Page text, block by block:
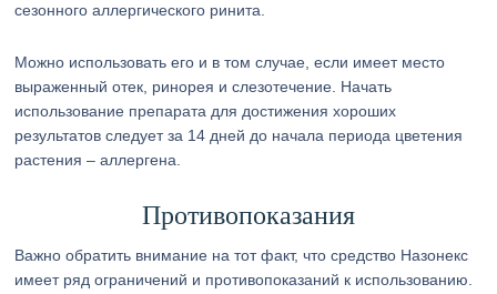
сезонного аллергического ринита.
Можно использовать его и в том случае, если имеет место
выраженный отек, ринорея и слезотечение. Начать
использование препарата для достижения хороших
результатов следует за 14 дней до начала периода цветения
растения – аллергена.
Противопоказания
Важно обратить внимание на тот факт, что средство Назонекс
имеет ряд ограничений и противопоказаний к использованию.